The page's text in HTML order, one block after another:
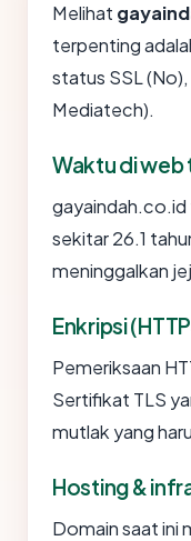
Melihat
terpenting
status SSL
Mediatech).
Waktu di web
gayaindah.co.id
sekitar 26.1
meninggalkan
Enkripsi
Pemeriksaan
Sertifikat TLS
mutlak yang
Hosting &
Domain saat ini